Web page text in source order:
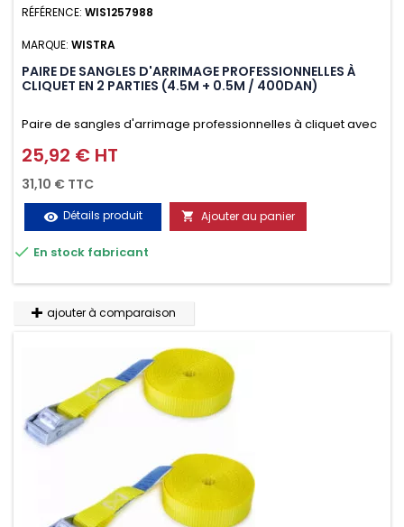
RÉFÉRENCE: WIS1257988
MARQUE: WISTRA
PAIRE DE SANGLES D'ARRIMAGE PROFESSIONNELLES À
CLIQUET EN 2 PARTIES (4.5M + 0.5M / 400DAN)
Paire de sangles d'arrimage professionnelles à cliquet avec
crochet en 2 parties (4.5M + 0.5M / 400daN), simple et rapide
d'utilisation. Permet d'arrimer et de sécuriser
vos chargements pendant le transport. Matière polyester
très résistante aux UV et aux variations de températures,
n'absorbe pas l'eau.
Prix
25,92 € HT
31,10 € TTC
visibility Détails produit  Ajouter au panier
 En stock fabricant
ajouter à comparaison